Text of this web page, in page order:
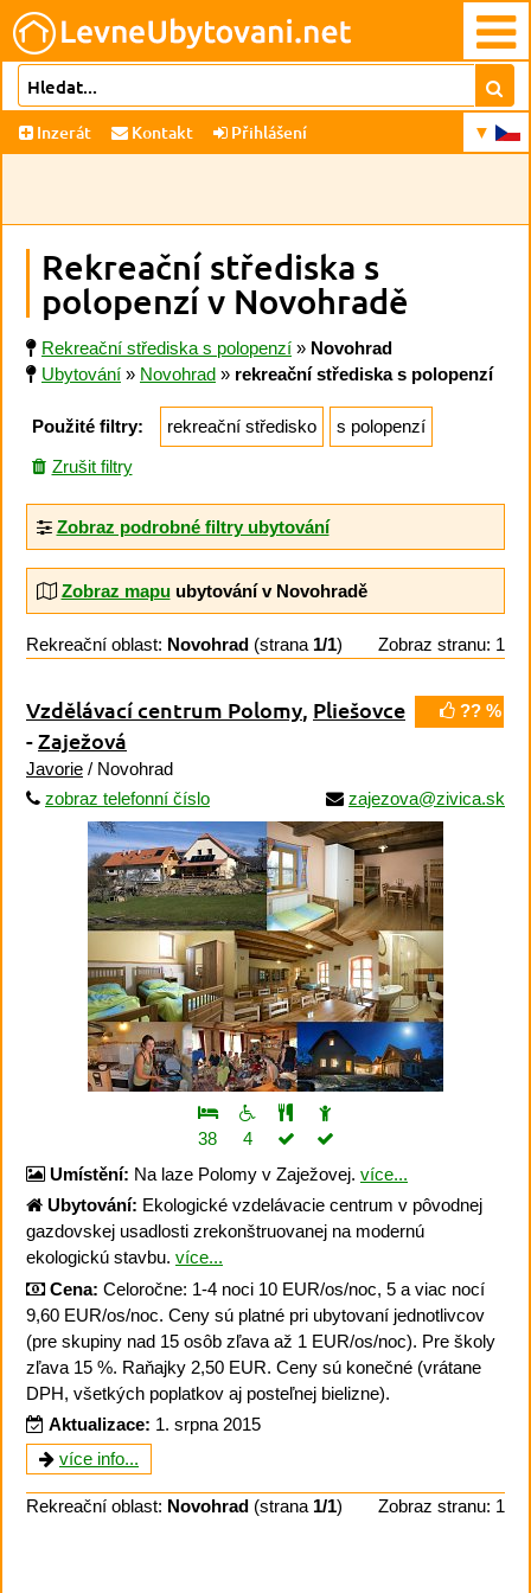
Inzerát Kontakt Přihlášení
Rekreační střediska s
polopenzí v Novohradě
Rekreační střediska s polopenzí » Novohrad
Ubytování » Novohrad » rekreační střediska s polopenzí
Použité filtry: rekreační středisko
s polopenzí
Zrušit filtry
Zobraz podrobné filtry ubytování
Zobraz mapuubytování v Novohradě
Rekreační oblast: Novohrad (strana 1/1) Zobraz stranu: 1
?? %
Vzdělávací centrum Polomy, Pliešovce
-Zaježová
Javorie / Novohrad
zobraz telefonní číslo
zajezova@zivica.sk
38
4
Umístění: Na laze Polomy v Zaježovej. více...
Ubytování: Ekologické vzdelávacie centrum v pôvodnej
gazdovskej usadlosti zrekonštruovanej na modernú
ekologickú stavbu. více...
Cena: Celoročne: 1-4 noci 10 EUR/os/noc, 5 a viac nocí
9,60 EUR/os/noc. Ceny sú platné pri ubytovaní jednotlivcov
(pre skupiny nad 15 osôb zľava až 1 EUR/os/noc). Pre školy
zľava 15 %. Raňajky 2,50 EUR. Ceny sú konečné (vrátane
DPH, všetkých poplatkov aj posteľnej bielizne).
Aktualizace: 1. srpna 2015
více info...
Rekreační oblast: Novohrad (strana 1/1) Zobraz stranu: 1